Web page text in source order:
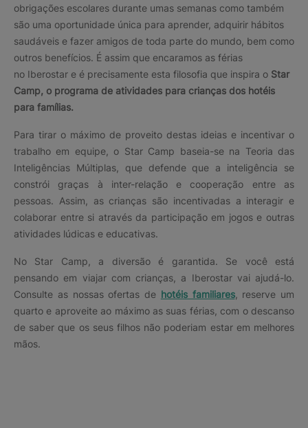
obrigações escolares durante umas semanas como também
são uma oportunidade única para aprender, adquirir hábitos
saudáveis e fazer amigos de toda parte do mundo, bem como
outros benefícios. É assim que encaramos as férias
no Iberostar e é precisamente esta filosofia que inspira o Star
Camp, o programa de atividades para crianças dos hotéis
para famílias.
Para tirar o máximo de proveito destas ideias e incentivar o
trabalho em equipe, o Star Camp baseia-se na Teoria das
Inteligências Múltiplas, que defende que a inteligência se
constrói graças à inter-relação e cooperação entre as
pessoas. Assim, as crianças são incentivadas a interagir e
colaborar entre si através da participação em jogos e outras
atividades lúdicas e educativas.
No Star Camp, a diversão é garantida. Se você está
pensando em viajar com crianças, a Iberostar vai ajudá-lo.
Consulte as nossas ofertas de hotéis familiares, reserve um
quarto e aproveite ao máximo as suas férias, com o descanso
de saber que os seus filhos não poderiam estar em melhores
mãos.